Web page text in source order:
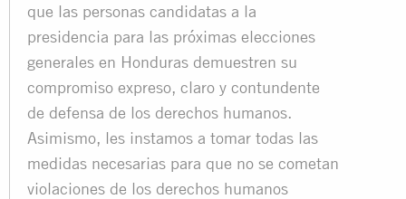
que las personas candidatas a la
presidencia para las próximas elecciones
generales en Honduras demuestren su
compromiso expreso, claro y contundente
de defensa de los derechos humanos.
Asimismo, les instamos a tomar todas las
medidas necesarias para que no se cometan
violaciones de los derechos humanos